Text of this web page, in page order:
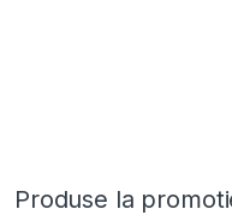
Produse la